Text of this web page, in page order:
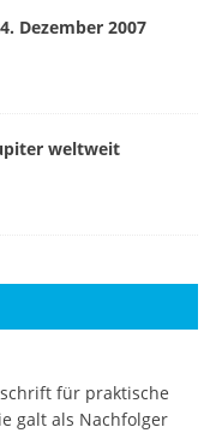
Dezember 2007
weltweit
für praktische
galt als Nachfolger